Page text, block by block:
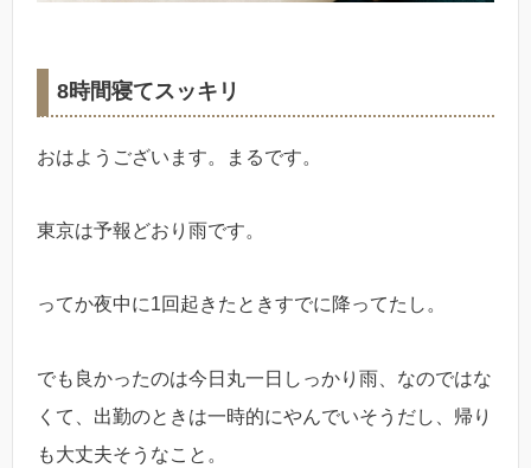
8時間寝てスッキリ
おはようございます。まるです。
東京は予報どおり雨です。
ってか夜中に1回起きたときすでに降ってたし。
でも良かったのは今日丸一日しっかり雨、なのではな
くて、出勤のときは一時的にやんでいそうだし、帰り
も大丈夫そうなこと。